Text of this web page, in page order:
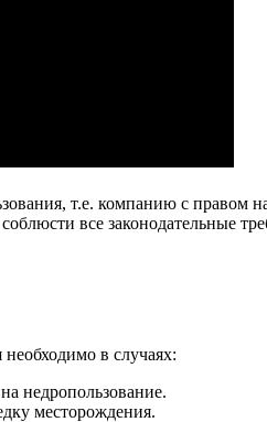
т.е. компанию с правом
все законодательные
в случаях:
недропользование.
месторождения.